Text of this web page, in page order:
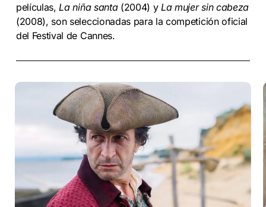
películas, La niña santa(2004) y La mujer sin cabeza
(2008), son seleccionadas para la competición oficial
del Festival de Cannes.